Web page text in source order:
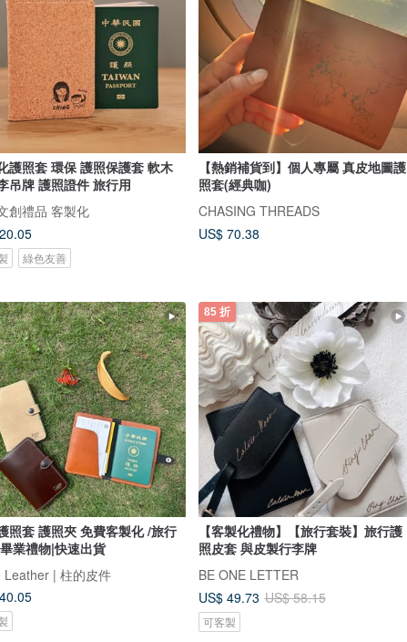
保 護照保護套 軟木
吊牌 護照證件 旅行用
創禮品 客製化
綠色友善
【熱銷補貨到】個人專屬 真皮地圖護
照套(經典咖)
CHASING THREADS
US$ 70.38
護照夾 免費客製化 /旅行
業禮物|快速出貨
Leather | 柱的皮件
85 折
【客製化禮物】【旅行套裝】旅行護
照皮套 與皮製行李牌
BE ONE LETTER
US$ 49.73 US$ 58.15
可客製